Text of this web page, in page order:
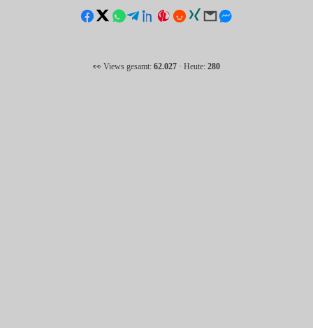
👀 Views gesamt: 62.027 · Heute: 280